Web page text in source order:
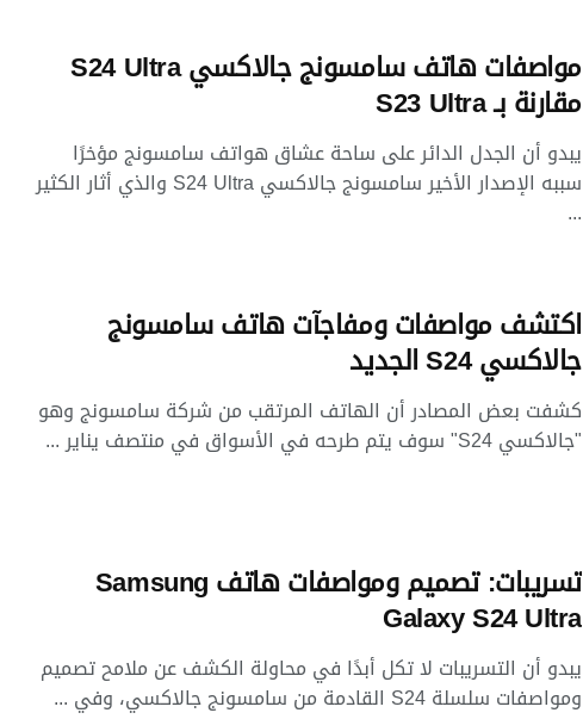
مواصفات هاتف سامسونج جالاكسي S24 Ultra
مقارنة بـ S23 Ultra
يبدو أن الجدل الدائر على ساحة عشاق هواتف سامسونج مؤخرًا
سببه الإصدار الأخير سامسونج جالاكسي S24 Ultra والذي أثار الكثير
...
اكتشف مواصفات ومفاجآت هاتف سامسونج
جالاكسي S24 الجديد
كشفت بعض المصادر أن الهاتف المرتقب من شركة سامسونج وهو
"جالاكسي S24" سوف يتم طرحه في الأسواق في منتصف يناير ...
تسريبات: تصميم ومواصفات هاتف Samsung
Galaxy S24 Ultra
يبدو أن التسريبات لا تكل أبدًا في محاولة الكشف عن ملامح تصميم
ومواصفات سلسلة S24 القادمة من سامسونج جالاكسي، وفي ...